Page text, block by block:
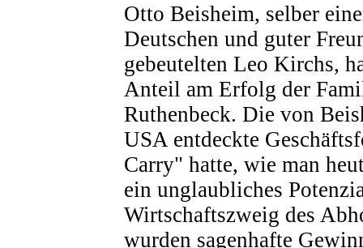
Otto Beisheim, selber
Deutschen und guter
gebeutelten Leo Kirchs,
Anteil am Erfolg der
Ruthenbeck. Die von
USA entdeckte
Carry" hatte, wie man
ein unglaubliches
Wirtschaftszweig des
wurden sagenhafte